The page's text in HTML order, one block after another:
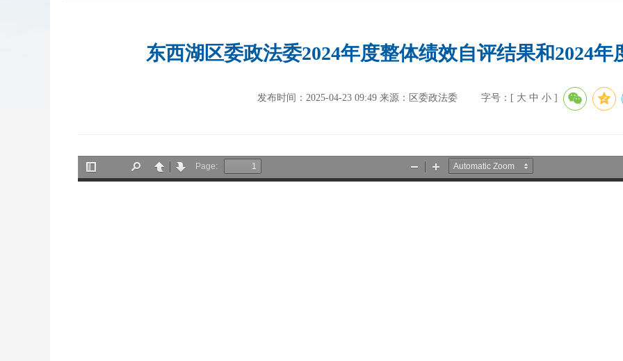
东西湖区委政法委2024年度整体绩效自评结果和2024
发布时间：2025-04-23 09:49 来源：区委政法委 字号：[ 大 中 小 ]